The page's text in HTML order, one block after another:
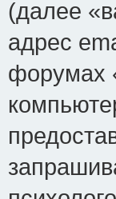
(далее
адрес
форумах